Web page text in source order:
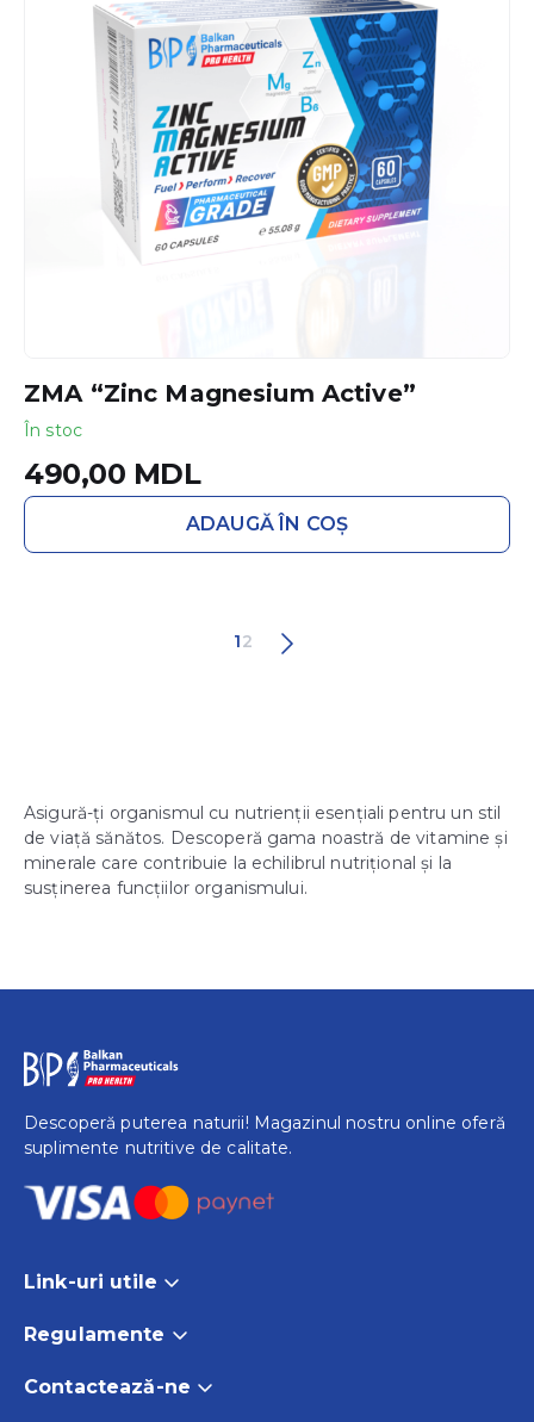
ZMA “Zinc Magnesium Active”
În stoc
490,00 MDL
ADAUGĂ ÎN COȘ
12
Asigură-ți organismul cu nutrienții esențiali pentru un stil
de viață sănătos. Descoperă gama noastră de vitamine și
minerale care contribuie la echilibrul nutrițional și la
susținerea funcțiilor organismului.
Descoperă puterea naturii! Magazinul nostru online oferă
suplimente nutritive de calitate.
Link-uri utile
Acasă
Produse
Regulamente
Termeni și Condiții
Contactează-ne